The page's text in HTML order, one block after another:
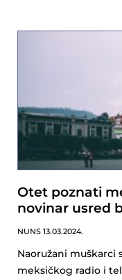
Otet poznati
novinar usred
NUNS 13.03.2024.
Naoružani muškarci
meksičkog radio i